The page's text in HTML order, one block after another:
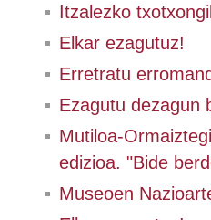
Itzalezko
Elkar ezagutuz!
Erretratu
Ezagutu dezagun
Mutiloa-
edizioa. "Bide
Museoen